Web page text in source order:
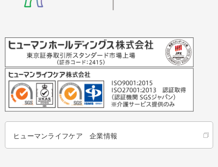
ヒューマンライフケア 企業情報